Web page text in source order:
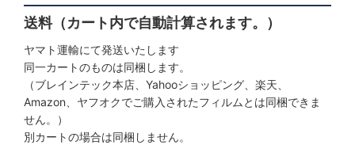
送料（カート内で自動計算されます。）
ヤマト運輸にて発送いたします
同一カートのものは同梱します。
（ブレインテック本店、Yahooショッピング、楽天、
Amazon、ヤフオクでご購入されたフィルムとは同梱できま
せん。）
別カートの場合は同梱しません。